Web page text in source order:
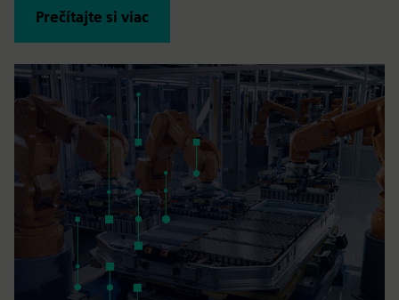
Prečítajte si viac